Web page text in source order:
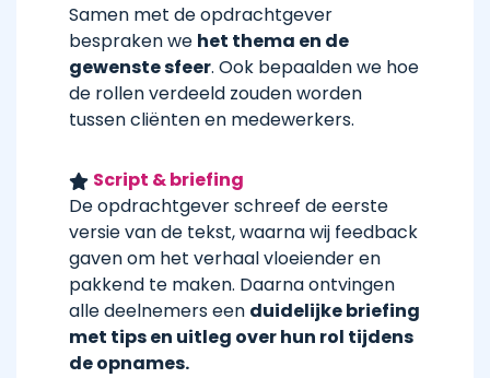
Samen met de opdrachtgever
bespraken we het thema en de
gewenste sfeer. Ook bepaalden we hoe
de rollen verdeeld zouden worden
tussen cliënten en medewerkers.
Script & briefing
De opdrachtgever schreef de eerste
versie van de tekst, waarna wij feedback
gaven om het verhaal vloeiender en
pakkend te maken. Daarna ontvingen
alle deelnemers een duidelijke briefing
met tips en uitleg over hun rol tijdens
de opnames.